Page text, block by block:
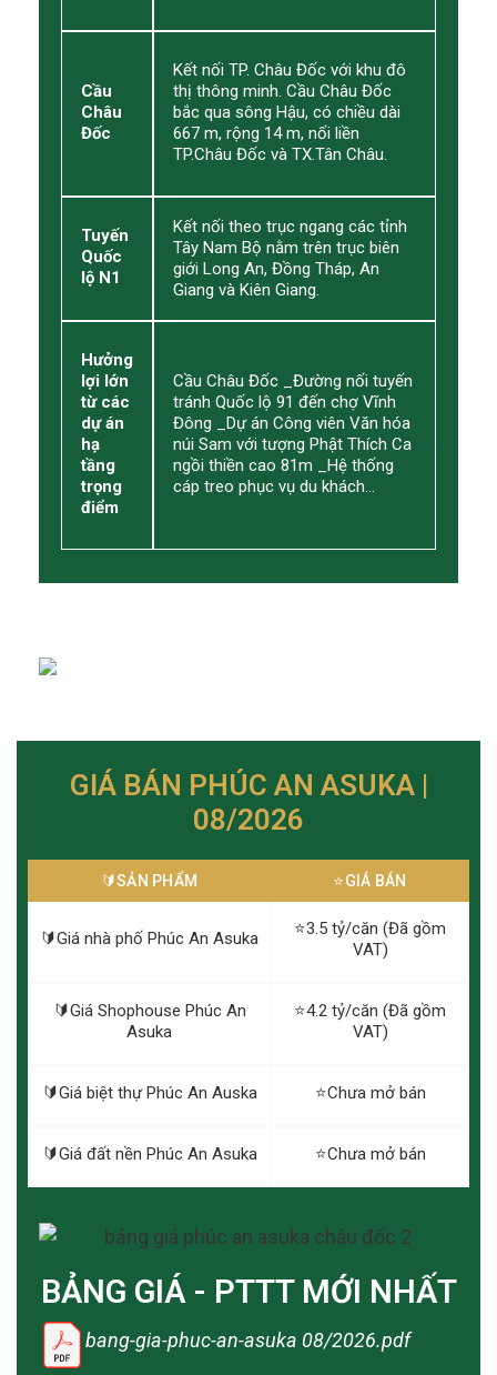
Cầu
Châu
Đốc
Kết nối TP. Châu Đốc với khu đô
thị thông minh. Cầu Châu Đốc
bắc qua sông Hậu, có chiều dài
667 m, rộng 14 m, nối liền
TP.Châu Đốc và TX.Tân Châu.
Tuyến
Quốc
lộ N1
Kết nối theo trục ngang các tỉnh
Tây Nam Bộ nằm trên trục biên
giới Long An, Đồng Tháp, An
Giang và Kiên Giang.
Hưởng
lợi lớn
từ các
dự án
hạ
tầng
trọng
điểm
Cầu Châu Đốc _Đường nối tuyến
tránh Quốc lộ 91 đến chợ Vĩnh
Đông _Dự án Công viên Văn hóa
núi Sam với tượng Phật Thích Ca
ngồi thiền cao 81m _Hệ thống
cáp treo phục vụ du khách…
GIÁ BÁN PHÚC AN ASUKA |
08/2026
🔰️SẢN PHẨM ⭐️GIÁ BÁN
🔰️Giá nhà phố Phúc An Asuka
⭐️3.5 tỷ/căn (Đã gồm
VAT)
🔰️Giá Shophouse Phúc An
Asuka
⭐️4.2 tỷ/căn (Đã gồm
VAT)
🔰️Giá biệt thự Phúc An Auska ⭐️Chưa mở bán
🔰️Giá đất nền Phúc An Asuka ⭐️Chưa mở bán
BẢNG GIÁ - PTTT MỚI NHẤT
bang-gia-phuc-an-asuka 08/2026.pdf